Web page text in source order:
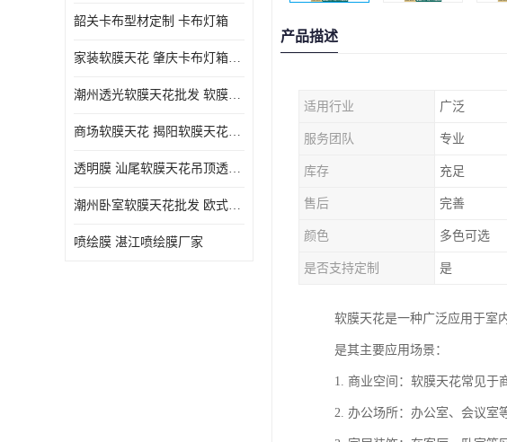
韶关卡布型材定制 卡布灯箱
家装软膜天花 肇庆卡布灯箱批发
潮州透光软膜天花批发 软膜天花
商场软膜天花 揭阳软膜天花吊顶透光膜批发
透明膜 汕尾软膜天花吊顶透光膜定制
潮州卧室软膜天花批发 欧式软膜天花
喷绘膜 湛江喷绘膜厂家
产品描述
适用行业 广泛
服务团队 专业
库存 充足
售后 完善
颜色 多色可选
是否支持定制 是
软膜天花是一种广泛应用于室
是其主要应用场景：
1. 商业空间：软膜天花常见于
2. 办公场所：办公室、会议室